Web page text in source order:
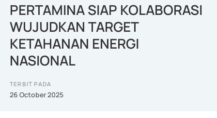
PERTAMINA SIAP KOLABORASI
WUJUDKAN TARGET
KETAHANAN ENERGI
NASIONAL
TERBIT PADA
26 October 2025